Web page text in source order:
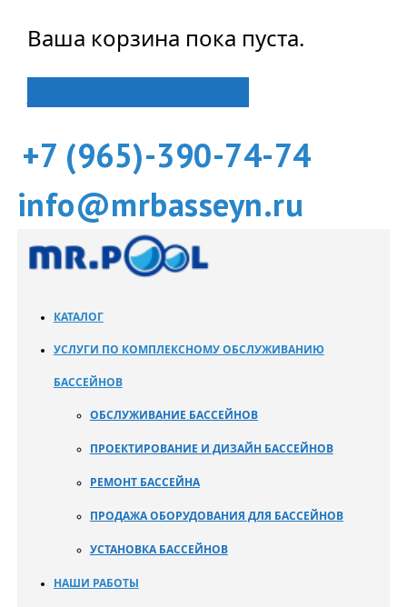
Ваша корзина пока пуста.
+7 (965)-390-74-74
info@mrbasseyn.ru
КАТАЛОГ
УСЛУГИ ПО КОМПЛЕКСНОМУ ОБСЛУЖИВАНИЮ
БАССЕЙНОВ
ОБСЛУЖИВАНИЕ БАССЕЙНОВ
ПРОЕКТИРОВАНИЕ И ДИЗАЙН БАССЕЙНОВ
РЕМОНТ БАССЕЙНА
ПРОДАЖА ОБОРУДОВАНИЯ ДЛЯ БАССЕЙНОВ
УСТАНОВКА БАССЕЙНОВ
НАШИ РАБОТЫ